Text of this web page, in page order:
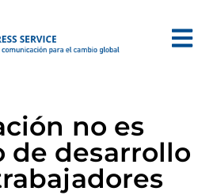
no es
de desarrollo